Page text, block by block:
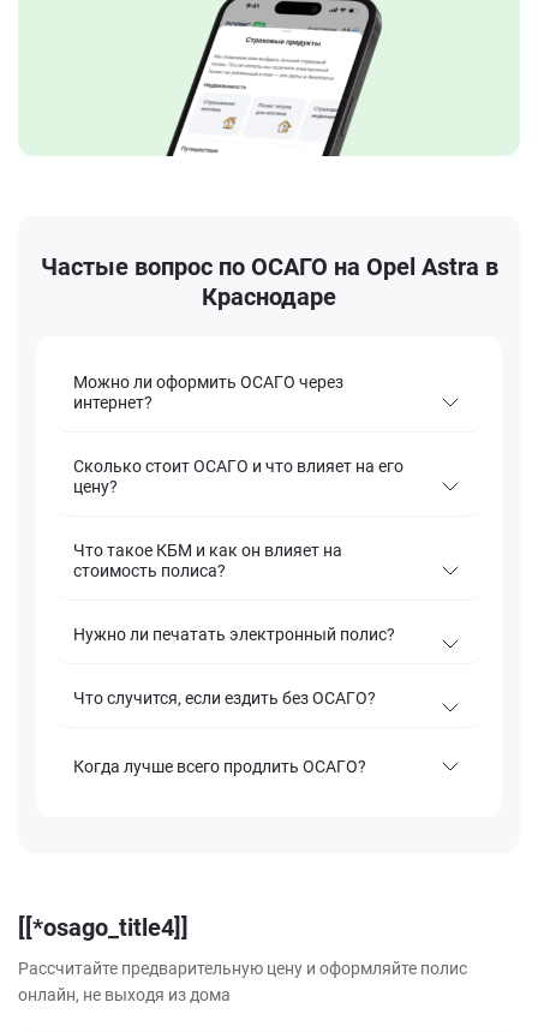
Частые вопрос по ОСАГО на Opel Astra в
Краснодаре
Можно ли оформить ОСАГО через
интернет?
Сколько стоит ОСАГО и что влияет на его
цену?
Что такое КБМ и как он влияет на
стоимость полиса?
Нужно ли печатать электронный полис?
Что случится, если ездить без ОСАГО?
Когда лучше всего продлить ОСАГО?
[[*osago_title4]]
Рассчитайте предварительную цену и оформляйте полис
онлайн, не выходя из дома